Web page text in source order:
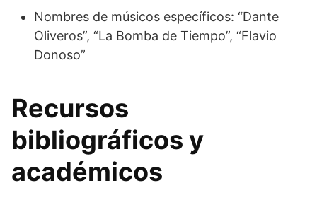
Nombres de músicos específicos: “Dante
Oliveros”, “La Bomba de Tiempo”, “Flavio
Donoso”
Recursos
bibliográficos y
académicos